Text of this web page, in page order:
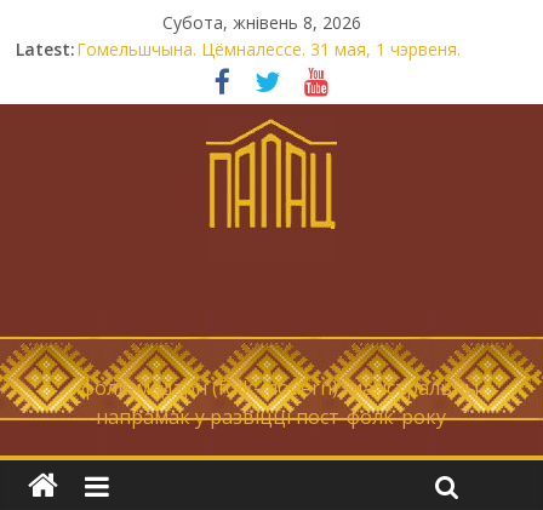
Субота, жнівень 8, 2026
Latest:Гомельшчына. Цёмналессе. 31 мая, 1 чэрвеня.
Нічога не дарэмна. Невыносна балюча нараджаецца
беларуская палітычная нацыя.
Запрашаем у інтравертнасць
… фолк-мадэрн (folk-modern), магістральны
напрамак у развіцці пост-фолк-року